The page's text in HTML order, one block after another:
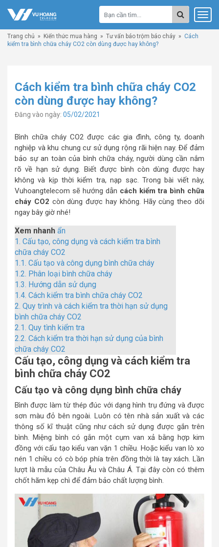
Trang chủ » Kiến thức mua hàng » Tư vấn báo trộm báo cháy » Cách
kiểm tra bình chữa cháy CO2 còn dùng được hay không?
Cách kiểm tra bình chữa cháy CO2
còn dùng được hay không?
Đăng vào ngày: 05/02/2021
Bình chữa cháy CO2 được các gia đình, công ty, doanh
nghiệp và khu chung cư sử dụng rộng rãi hiện nay. Để đảm
bảo sự an toàn của bình chữa cháy, người dùng cần nắm
rõ về hạn sử dụng. Biết được bình còn dùng được hay
không và kịp thời kiểm tra, nạp sạc. Trong bài viết này,
Vuhoangtelecom sẽ hướng dẫn cách kiểm tra bình chữa
cháy CO2 còn dùng được hay không. Hãy cùng theo dõi
ngay bây giờ nhé!
Xem nhanh ẩn
1. Cấu tạo, công dụng và cách kiểm tra bình
chữa cháy CO2
1.1. Cấu tạo và công dụng bình chữa cháy
1.2. Phân loại bình chữa cháy
1.3. Hướng dẫn sử dụng
1.4. Cách kiểm tra bình chữa cháy CO2
2. Quy trình và cách kiểm tra thời hạn sử dụng
bình chữa cháy CO2
2.1. Quy tình kiểm tra
2.2. Cách kiểm tra thời hạn sử dụng của bình
chữa cháy CO2
Cấu tạo, công dụng và cách kiểm tra
bình chữa cháy CO2
Cấu tạo và công dụng bình chữa cháy
Bình được làm từ thép đúc với dạng hình trụ đứng và được
sơn màu đỏ bên ngoài. Luôn có tên nhà sản xuất và các
thông số kĩ thuật cũng như cách sử dụng được gắn trên
bình. Miệng bình có gắn một cụm van xả bằng hợp kim
đồng với cấu tạo kiểu van vặn 1 chiều. Hoặc kiểu van lò xo
nén 1 chiều có cò bóp phía trên đồng thời là tay xách. Lần
lượt là mẫu của Châu Âu và Châu Á. Tại đây còn có thêm
chốt hãm kẹp chì để đảm bảo chất lượng bình.